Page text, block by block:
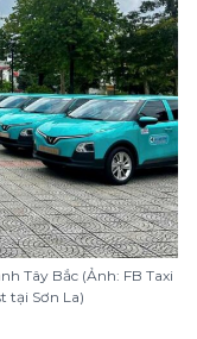
Tây Bắc (Ảnh: FB Taxi
tại Sơn La)